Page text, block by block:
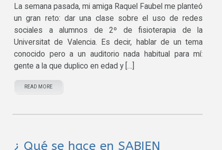
La semana pasada, mi amiga Raquel Faubel me planteó
un gran reto: dar una clase sobre el uso de redes
sociales a alumnos de 2º de fisioterapia de la
Universitat de Valencia. Es decir, hablar de un tema
conocido pero a un auditorio nada habitual para mí:
gente a la que duplico en edad y […]
READ MORE
¿ Qué se hace en SABIEN